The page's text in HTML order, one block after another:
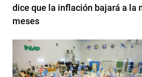
dice que la inflación bajará a la
meses